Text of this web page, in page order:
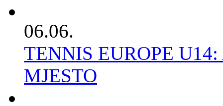
06.06.
TENNIS EUROPE
MJESTO